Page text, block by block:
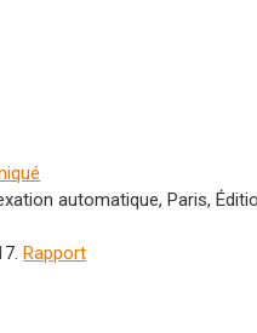
automatique, Paris,
Rapport